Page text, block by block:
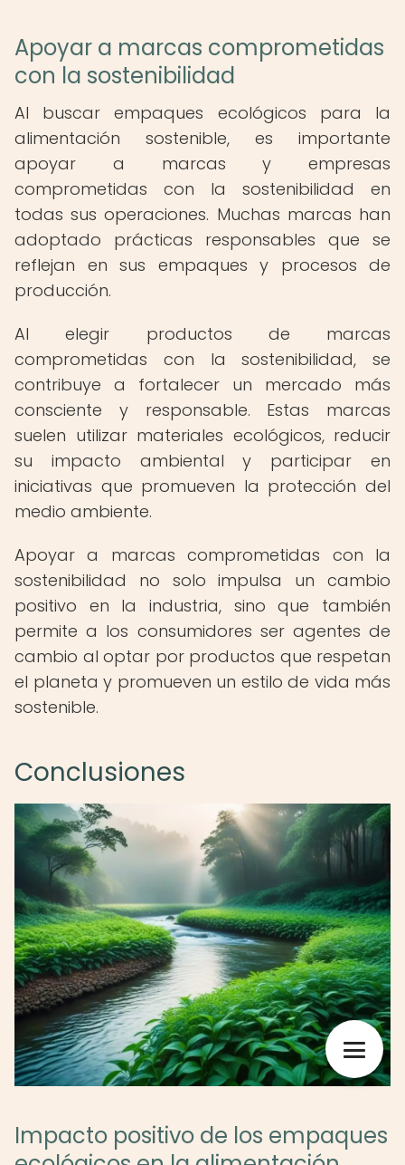
Apoyar a marcas comprometidas
con la sostenibilidad
Al buscar empaques ecológicos para la
alimentación sostenible, es importante
apoyar a marcas y empresas
comprometidas con la sostenibilidad en
todas sus operaciones. Muchas marcas han
adoptado prácticas responsables que se
reflejan en sus empaques y procesos de
producción.
Al elegir productos de marcas
comprometidas con la sostenibilidad, se
contribuye a fortalecer un mercado más
consciente y responsable. Estas marcas
suelen utilizar materiales ecológicos, reducir
su impacto ambiental y participar en
iniciativas que promueven la protección del
medio ambiente.
Apoyar a marcas comprometidas con la
sostenibilidad no solo impulsa un cambio
positivo en la industria, sino que también
permite a los consumidores ser agentes de
cambio al optar por productos que respetan
el planeta y promueven un estilo de vida más
sostenible.
Conclusiones
Impacto positivo de los empaques